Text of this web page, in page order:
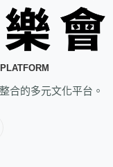
合的多元文化平台。